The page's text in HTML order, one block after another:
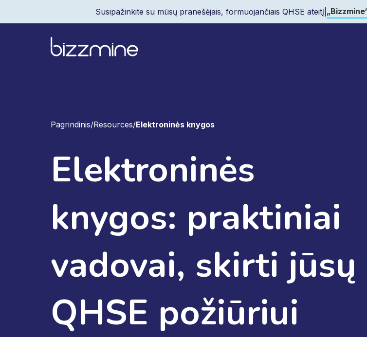
Susipažinkite su mūsų pranešėjais, formuojančiais QHSE ateitį
Pagrindinis/Resources/Elektroninės knygos
Elektroninės
knygos: praktiniai
vadovai, skirti jūsų
QHSE požiūriui